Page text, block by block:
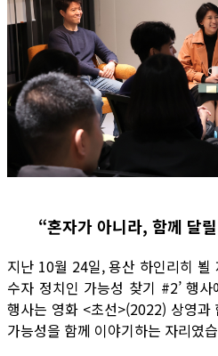
“혼자가 아니라, 함께 달
지난 10월 24일, 용산 하인리히 뵐
수자 정치인 가능성 찾기 #2’ 행
행사는 영화 <초선>(2022) 상영과
가능성을 함께 이야기하는 자리였